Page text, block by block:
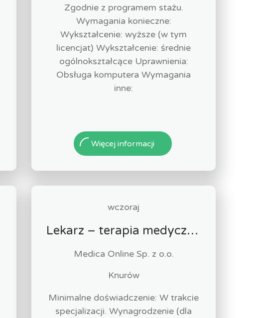
Zgodnie z programem stażu.
Wymagania konieczne:
Wykształcenie: wyższe (w tym
licencjat) Wykształcenie: średnie
ogólnokształcące Uprawnienia:
Obsługa komputera Wymagania
inne:
Więcej informacji
wczoraj
Lekarz – terapia medyczną marihuaną
Medica Online Sp. z o.o.
Knurów
Minimalne doświadczenie: W trakcie
specjalizacji. Wynagrodzenie (dla